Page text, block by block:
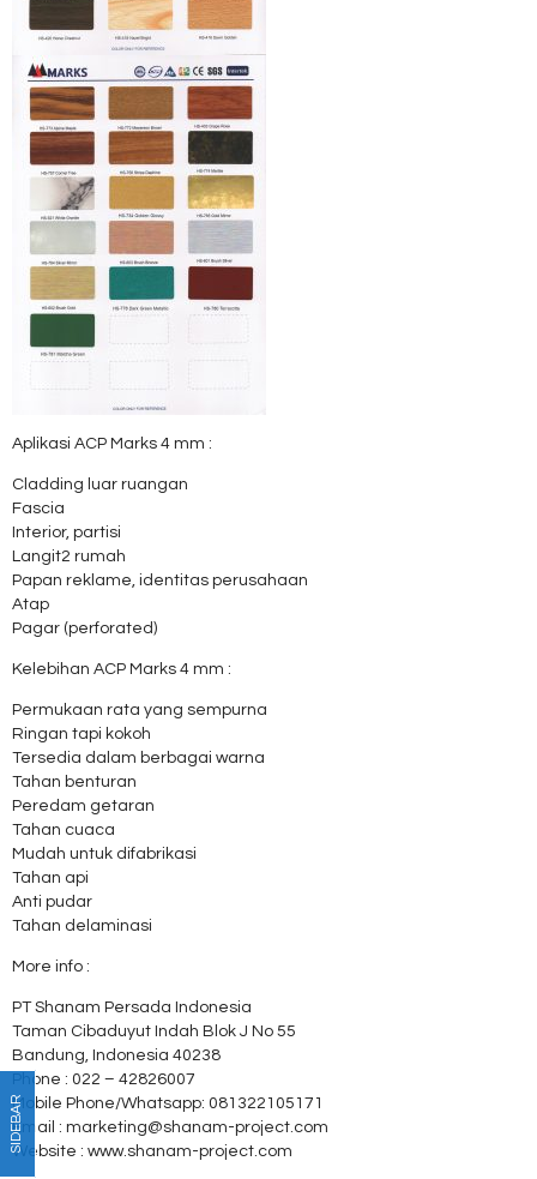
Aplikasi ACP Marks 4 mm :
Cladding luar ruangan
Fascia
Interior, partisi
Langit2 rumah
Papan reklame, identitas perusahaan
Atap
Pagar (perforated)
Kelebihan ACP Marks 4 mm :
Permukaan rata yang sempurna
Ringan tapi kokoh
Tersedia dalam berbagai warna
Tahan benturan
Peredam getaran
Tahan cuaca
Mudah untuk difabrikasi
Tahan api
Anti pudar
Tahan delaminasi
More info :
PT Shanam Persada Indonesia
Taman Cibaduyut Indah Blok J No 55
Bandung, Indonesia 40238
Phone : 022 – 42826007
Mobile Phone/Whatsapp: 081322105171
Email : marketing@shanam-project.com
Website : www.shanam-project.com
SIDEBAR